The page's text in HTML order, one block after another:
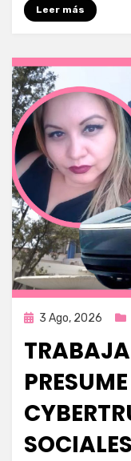
Leer más
Publicada
3 Ago, 2026
SOCIALES